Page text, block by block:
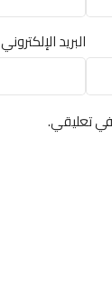
البريد الإلكتروني
في تعليقي.